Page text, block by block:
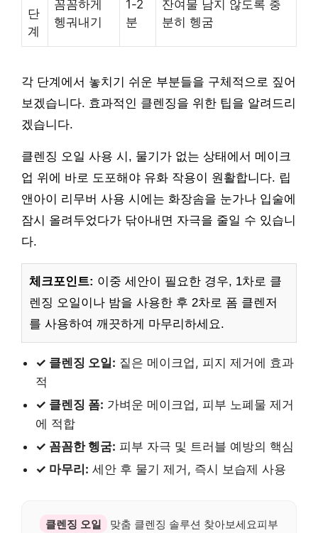
단
계
꼼꼼하게
헹궈내기
1-2
분
잔여물 남지 않도록 충
분히 헹굼
각 단계에서 놓치기 쉬운 부분들을 구체적으로 짚어
보겠습니다. 효과적인 클렌징을 위한 팁을 알려드리
겠습니다.
클렌징 오일 사용 시, 물기가 없는 상태에서 메이크
업 위에 바로 도포해야 유화 작용이 원활합니다. 립
앤아이 리무버 사용 시에는 화장솜을 눈가나 입술에
잠시 올려두었다가 닦아내면 자극을 줄일 수 있습니
다.
체크포인트: 이중 세안이 필요한 경우, 1차로 클
렌징 오일이나 밤을 사용한 후 2차로 폼 클렌저
를 사용하여 깨끗하게 마무리하세요.
✓ 클렌징 오일: 짙은 메이크업, 피지 제거에 효과
적
✓ 클렌징 폼: 가벼운 메이크업, 피부 노폐물 제거
에 적합
✓ 꼼꼼한 헹굼: 피부 자극 및 트러블 예방의 핵심
✓ 마무리: 세안 후 물기 제거, 즉시 보습제 사용
클렌징 오일
맞춤 클렌징 솔루션 찾아보세요피부